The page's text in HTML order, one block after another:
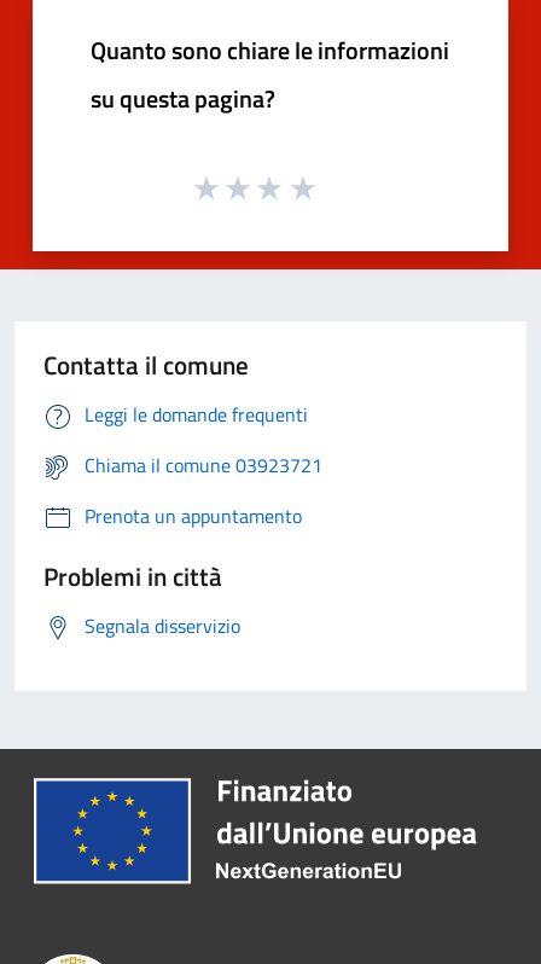
Quanto sono chiare le informazioni
su questa pagina?
Contatta il comune
Leggi le domande frequenti
Chiama il comune 03923721
Prenota un appuntamento
Problemi in città
Segnala disservizio